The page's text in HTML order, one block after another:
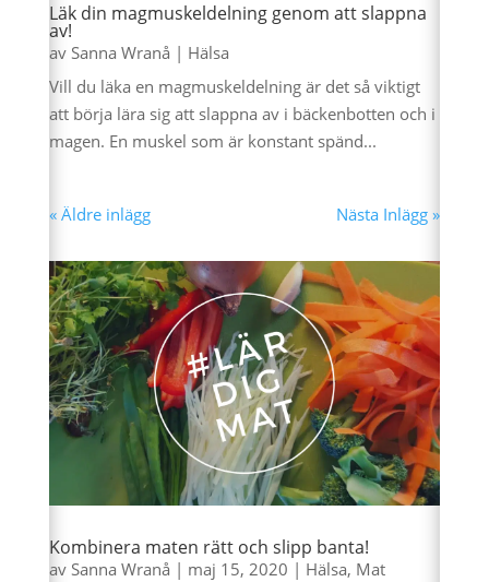
Läk din magmuskeldelning genom att slappna
av!
av Sanna Wranå | Hälsa
Vill du läka en magmuskeldelning är det så viktigt
att börja lära sig att slappna av i bäckenbotten och i
magen. En muskel som är konstant spänd...
« Äldre inlägg Nästa Inlägg »
Kombinera maten rätt och slipp banta!
av Sanna Wranå | maj 15, 2020 | Hälsa, Mat